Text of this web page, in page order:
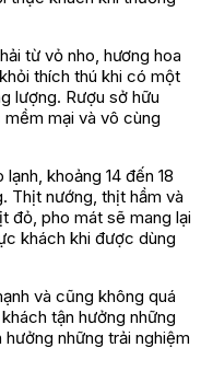
từ vỏ nho, hương hoa
thích thú khi có một
lượng. Rượu sở hữu
mại và vô cùng
khoảng 14 đến 18
Thịt nướng, thịt hầm và
đỏ, pho mát sẽ mang lại
khách khi được dùng
và cũng không quá
tận hưởng những
những trải nghiệm